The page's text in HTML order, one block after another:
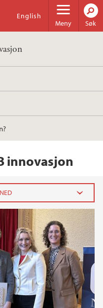
Meny
English
Søk
innovasjon
(2)
(1)
(1)
(3)
(1)